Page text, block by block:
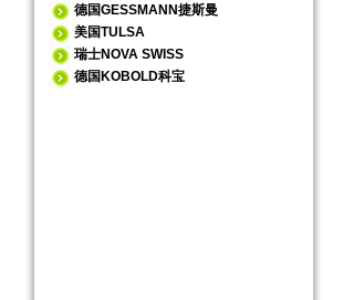
德国GESSMANN捷斯曼
美国TULSA
瑞士NOVA SWISS
德国KOBOLD科宝